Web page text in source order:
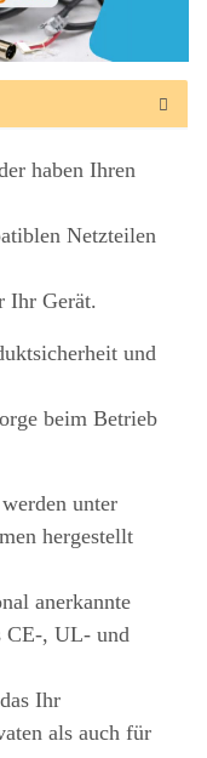
haben Ihren
Netzteilen
Ihr Gerät.
und
beim Betrieb
unter
hergestellt
anerkannte
CE-, UL- und
Ihr
als auch für